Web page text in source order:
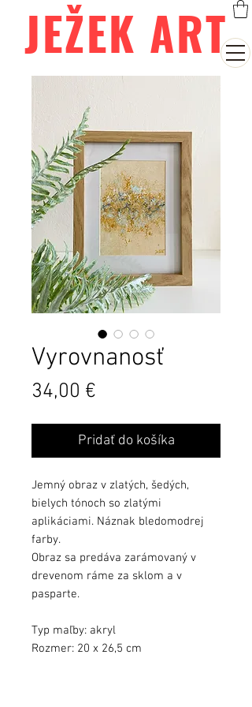
JEŽEK ART
Vyrovnanosť
34,00 €
Pridať do košíka
Jemný obraz v zlatých, šedých,
bielych tónoch so zlatými
aplikáciami. Náznak bledomodrej
farby.
Obraz sa predáva zarámovaný v
drevenom ráme za sklom a v
pasparte.
Typ maľby: akryl
Rozmer: 20 x 26,5 cm